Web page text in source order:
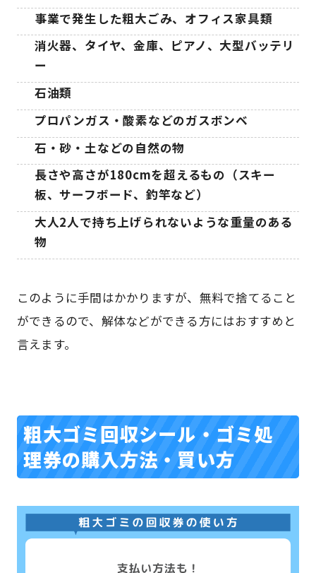
事業で発生した粗大ごみ、オフィス家具類
消火器、タイヤ、金庫、ピアノ、大型バッテリ
ー
石油類
プロパンガス・酸素などのガスボンベ
石・砂・土などの自然の物
長さや高さが180cmを超えるもの（スキー
板、サーフボード、釣竿など）
大人2人で持ち上げられないような重量のある
物
このように手間はかかりますが、無料で捨てること
ができるので、解体などができる方にはおすすめと
言えます。
粗大ゴミ回収シール・ゴミ処
理券の購入方法・買い方